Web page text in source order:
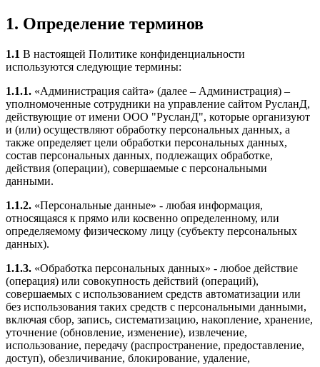
1. Определение терминов
1.1 В настоящей Политике конфиденциальности
используются следующие термины:
1.1.1. «Администрация сайта» (далее – Администрация) –
уполномоченные сотрудники на управление сайтом РусланД,
действующие от имени ООО "РусланД", которые организуют
и (или) осуществляют обработку персональных данных, а
также определяет цели обработки персональных данных,
состав персональных данных, подлежащих обработке,
действия (операции), совершаемые с персональными
данными.
1.1.2. «Персональные данные» - любая информация,
относящаяся к прямо или косвенно определенному, или
определяемому физическому лицу (субъекту персональных
данных).
1.1.3. «Обработка персональных данных» - любое действие
(операция) или совокупность действий (операций),
совершаемых с использованием средств автоматизации или
без использования таких средств с персональными данными,
включая сбор, запись, систематизацию, накопление, хранение,
уточнение (обновление, изменение), извлечение,
использование, передачу (распространение, предоставление,
доступ), обезличивание, блокирование, удаление,